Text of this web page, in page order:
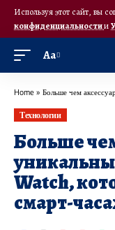
Используя этот сайт, вы
конфиденциальностии
Аа
Home » Больше чем аксессуар: 5
Технологии
Больше
Watch,
смарт-